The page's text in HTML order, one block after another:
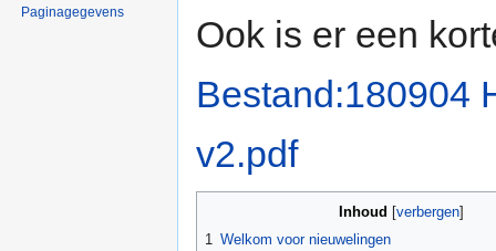
Ook is er een
Bestand:180904
v2.pdf
Inhoud verbergen]
1 Welkom voor nieuwelingen
Paginagegevens